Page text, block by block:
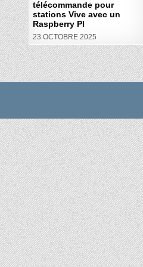
télécommande pour
stations Vive avec un
Raspberry PI
23 OCTOBRE 2025